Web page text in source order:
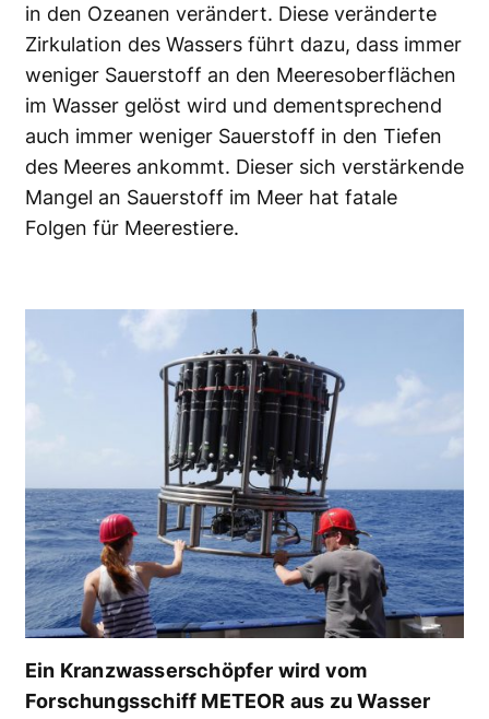
in den Ozeanen verändert. Diese veränderte
Zirkulation des Wassers führt dazu, dass immer
weniger Sauerstoff an den Meeresoberflächen
im Wasser gelöst wird und dementsprechend
auch immer weniger Sauerstoff in den Tiefen
des Meeres ankommt. Dieser sich verstärkende
Mangel an Sauerstoff im Meer hat fatale
Folgen für Meerestiere.
Ein Kranzwasserschöpfer wird vom
Forschungsschiff METEOR aus zu Wasser